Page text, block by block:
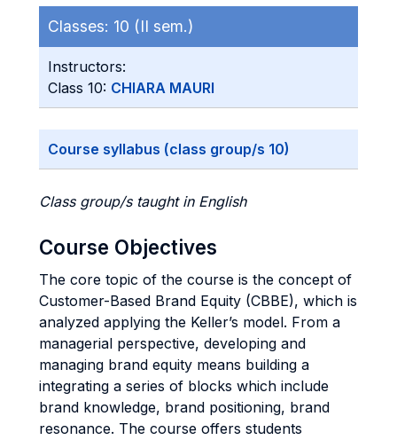
Classes: 10 (II sem.)
Instructors:
Class 10: CHIARA MAURI
Course syllabus (class group/s 10)
Class group/s taught in English
Course Objectives
The core topic of the course is the concept of
Customer-Based Brand Equity (CBBE), which is
analyzed applying the Keller’s model. From a
managerial perspective, developing and
managing brand equity means building a
integrating a series of blocks which include
brand knowledge, brand positioning, brand
resonance. The course offers students